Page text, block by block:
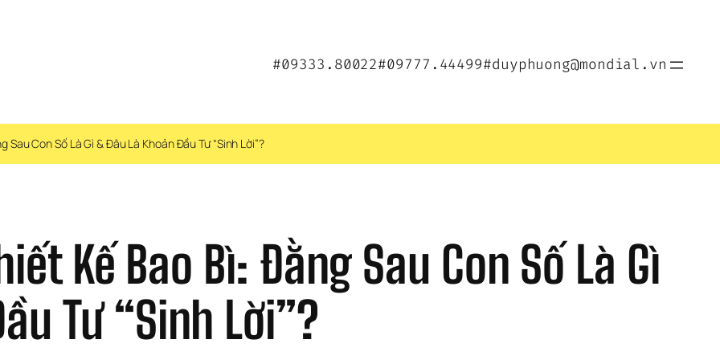
#09333.80022#09777.44499#duyphuong@mondial.vn
Sau Con Số Là Gì & Đâu Là Khoản Đầu Tư “Sinh Lời”?
Kế Bao Bì: Đằng Sau Con Số Là Gì
Tư “Sinh Lời”?